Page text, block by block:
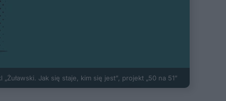
„Żuławski. Jak się staje, kim się jest”, projekt „50 na 51”